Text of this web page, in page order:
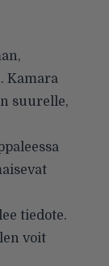
Kamara
suurelle,
tiedote.
voit